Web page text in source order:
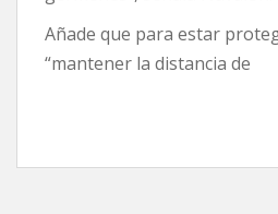
Añade que para estar
“mantener la distancia de